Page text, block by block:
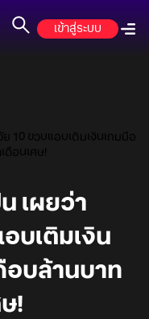
เข้าสู่ระบบ
10 ขวบแอบเติมเงินเกมมือ
ดือนเศษ!
เผยว่า
บเติมเงิน
อบล้านบาท
!